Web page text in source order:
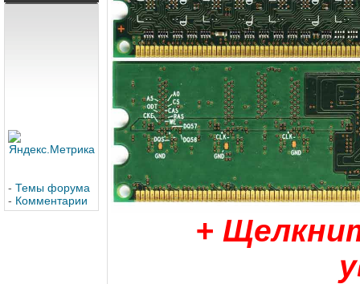
- Темы форума
- Комментарии
+